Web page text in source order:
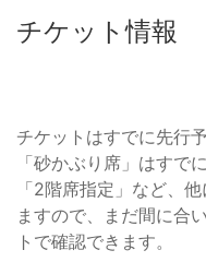
チケット情報
チケットはすでに先行
「砂かぶり席」はすで
「2階席指定」など、
ますので、まだ間に合
トで確認できます。